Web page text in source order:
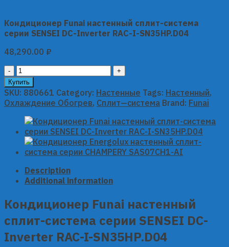
Кондиционер Funai настенный сплит-система
серии SENSEI DC-Inverter RAC-I-SN35HP.D04
48,290.00 ₽
Кондиционер
Funai
настенный
сплит-
система
серии
SENSEI
DC-
Inverter
I-
SN35HP.D04
Купить
SKU: 880661 Category: Настенные Tags: Настенный,
Охлаждение Обогрев, Сплит—система Brand: Funai
Description
Additional information
Кондиционер Funai настенный
сплит-система серии SENSEI DC-
Inverter RAC-I-SN35HP.D04